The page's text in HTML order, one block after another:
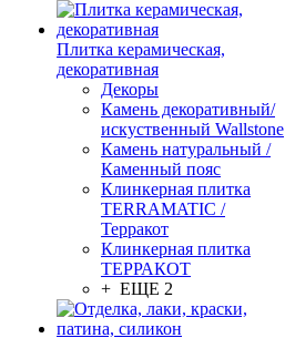
Плитка керамическая,
декоративная
Декоры
Камень декоративный/
искуственный Wallstone
Камень натуральный /
Каменный пояс
Клинкерная плитка
TERRAMATIC /
Терракот
Клинкерная плитка
ТЕРРАКОТ
+ ЕЩЕ 2